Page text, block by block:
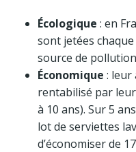
Écologique : en
sont jetées
source de
Économique : leur
rentabilisé par
à 10 ans). Sur 5
lot de serviettes
d’économiser de